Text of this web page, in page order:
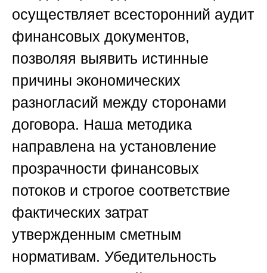
осуществляет всесторонний аудит
финансовых документов,
позволяя выявить истинные
причины экономических
разногласий между сторонами
договора. Наша методика
направлена на установление
прозрачности финансовых
потоков и строгое соответствие
фактических затрат
утвержденным сметным
нормативам. Убедительность